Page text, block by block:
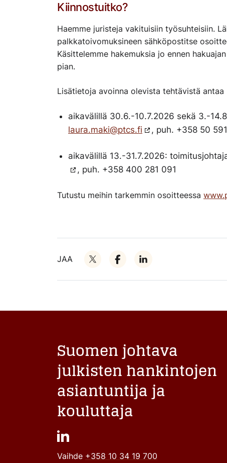
Kiinnostuitko?
Haemme juristeja vakituisiin työsuhteisiin.
palkkatoivomuksineen sähköpostitse
Käsittelemme hakemuksia jo ennen
pian.
Lisätietoja avoinna olevista tehtävistä antaa
aikavälillä 30.6.-10.7.2026 sekä 3.-
laura.maki@ptcs.fi
, puh. +358 50
aikavälillä 13.-31.7.2026:
, puh. +358 400 281 091
Tutustu meihin tarkemmin osoitteessa
JAA
Suomen johtava
julkisten hankintojen
asiantuntija ja
kouluttaja
Vaihde +358 10 34 19 700